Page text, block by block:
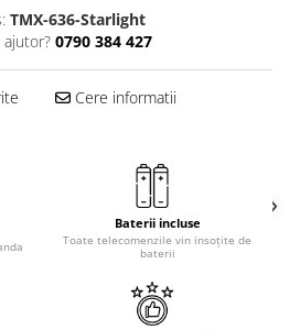
TMX-636-Starlight
0790 384 427
Cere informatii
Baterii incluse
Toate telecomenzile vin insoțite de
baterii